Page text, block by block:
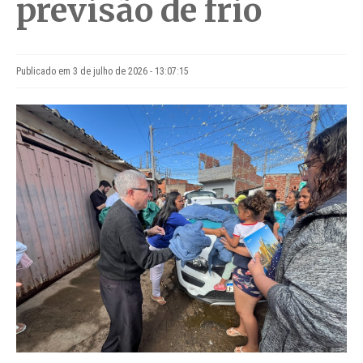
previsão de frio
Publicado em 3 de julho de 2026 - 13:07:15